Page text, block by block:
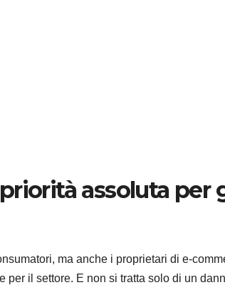
assoluta per
ma anche i proprietari di e-
per il settore. E non si tratta solo di un